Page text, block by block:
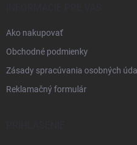
Ako nakupovať
Obchodné podmienky
Zásady spracúvania osobných
Reklamačný formulár